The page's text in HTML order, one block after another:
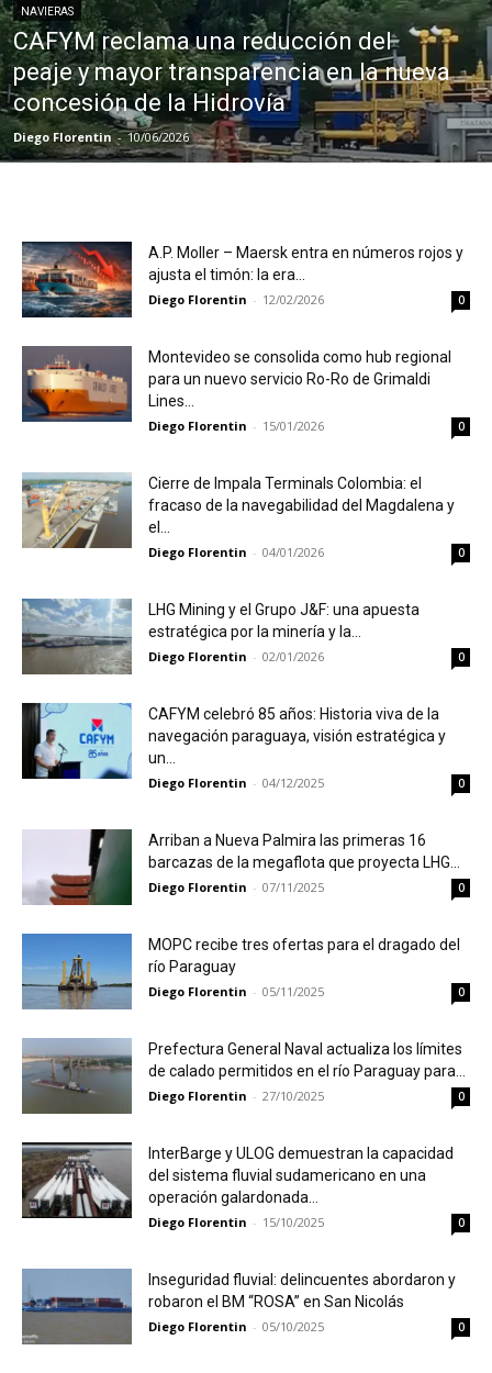
NAVIERAS
CAFYM reclama una reducción del
peaje y mayor transparencia en la nueva
concesión de la Hidrovía
Diego Florentin - 10/06/2026
A.P. Moller – Maersk entra en números rojos y
ajusta el timón: la era...
Diego Florentin - 12/02/2026 0
Montevideo se consolida como hub regional
para un nuevo servicio Ro-Ro de Grimaldi
Lines...
Diego Florentin - 15/01/2026 0
Cierre de Impala Terminals Colombia: el
fracaso de la navegabilidad del Magdalena y
el...
Diego Florentin - 04/01/2026 0
LHG Mining y el Grupo J&F: una apuesta
estratégica por la minería y la...
Diego Florentin - 02/01/2026 0
CAFYM celebró 85 años: Historia viva de la
navegación paraguaya, visión estratégica y
un...
Diego Florentin - 04/12/2025 0
Arriban a Nueva Palmira las primeras 16
barcazas de la megaflota que proyecta LHG...
Diego Florentin - 07/11/2025 0
MOPC recibe tres ofertas para el dragado del
río Paraguay
Diego Florentin - 05/11/2025 0
Prefectura General Naval actualiza los límites
de calado permitidos en el río Paraguay para...
Diego Florentin - 27/10/2025 0
InterBarge y ULOG demuestran la capacidad
del sistema fluvial sudamericano en una
operación galardonada...
Diego Florentin - 15/10/2025 0
Inseguridad fluvial: delincuentes abordaron y
robaron el BM “ROSA” en San Nicolás
Diego Florentin - 05/10/2025 0